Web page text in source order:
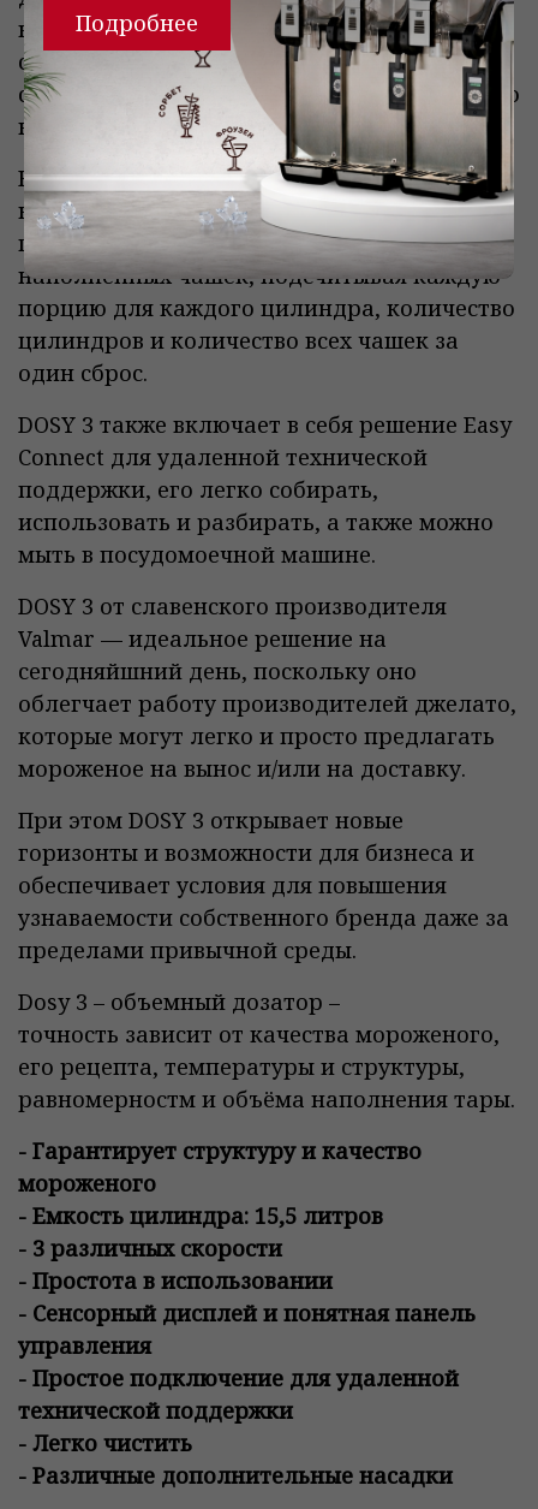
контролируете процесс наполнения
стаканчиков: от диапазона наполнения до
скорости ручного или полуавтоматического
наполнения.
Например: 20 чашек по 150 мл можно
наполнить за 1 минуту. Дисплей DOSY 3
позволяет легко отслеживать количество
наполненных чашек, подсчитывая каждую
порцию для каждого цилиндра, количество
цилиндров и количество всех чашек за
один сброс.
DOSY 3 также включает в себя решение Easy
Connect для удаленной технической
поддержки, его легко собирать,
использовать и разбирать, а также можно
мыть в посудомоечной машине.
DOSY 3 от славенского производителя
Valmar — идеальное решение на
сегодняйшний день, поскольку оно
облегчает работу производителей джелато,
которые могут легко и просто предлагать
мороженое на вынос и/или на доставку.
При этом DOSY 3 открывает новые
горизонты и возможности для бизнеса и
обеспечивает условия для повышения
узнаваемости собственного бренда даже за
пределами привычной среды.
Dosy 3 – объемный дозатор –
точность зависит от качества мороженого,
его рецепта, температуры и структуры,
равномерностм и объёма наполнения тары.
- Гарантирует структуру и качество
мороженого
- Емкость цилиндра: 15,5 литров
- 3 различных скорости
- Простота в использовании
- Сенсорный дисплей и понятная панель
управления
- Простое подключение для удаленной
технической поддержки
- Легко чистить
- Различные дополнительные насадки
Подробнее